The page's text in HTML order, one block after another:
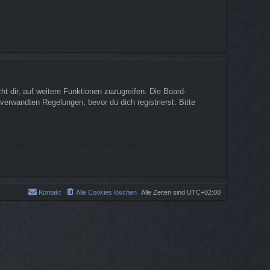
dir, auf weitere Funktionen zuzugreifen. Die Board-
Regelungen, bevor du dich registrierst. Bitte
Alle Zeiten sind UTC+02:00
Alle Cookies löschen
Kontakt